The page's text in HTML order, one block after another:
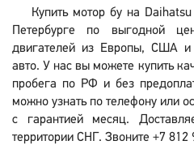
Купить мотор бу на
Петербурге по выгодной
двигателей из Европы, США
авто. У нас вы можете купить
пробега по РФ и без
можно узнать по телефону или
с гарантией месяц.
территории СНГ. Звоните +7 812